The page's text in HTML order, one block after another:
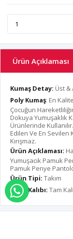
Ürün Açıklaması
Kumaş Detay: Üst &
Poly Kumaş: En
Çocuğun
Dokuya Yumuşaklık
Ürünlerinde
Edilen Ve En
Kırışmaz.
Ürün Açıklaması:
Yumuşacık Pamuk
Pamuk Penye
Ürün Tipi: Takım
Ürün Kalıbı: Tam
WHATSAPP İLE